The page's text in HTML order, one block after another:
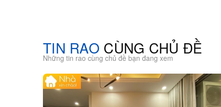
TIN RAO CÙNG CHỦ ĐỀ
Những tin rao cùng chủ đề bạn đang xem